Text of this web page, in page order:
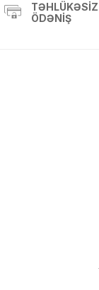
TƏHLÜKƏSIZ
ÖDƏNIŞ